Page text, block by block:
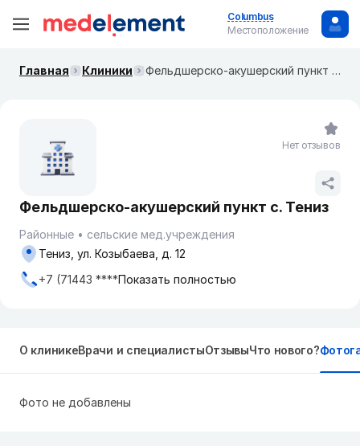
Columbus
Местоположение
Главная Клиники Фельдшерско-акушерский пункт с. Тениз
Фельдшерско-акушерский пункт с. Тениз
Районные
сельские мед.учреждения
Тениз, ул. Козыбаева, д. 12
+7 (71443 ****Показать полностью
Нет отзывов
О клиникеВрачи и специалистыОтзывыЧто нового?
Фото не добавлены